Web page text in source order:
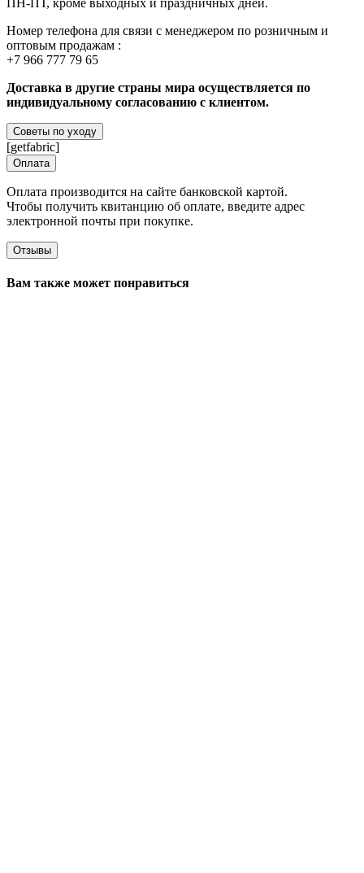
Номер телефона для связи с менеджером по розничным и
оптовым продажам :
+7 966 777 79 65
Доставка в другие страны мира осуществляется по
индивидуальному согласованию с клиентом.
Советы по уходу
[getfabric]
Оплата
Оплата производится на сайте банковской картой.
Чтобы получить квитанцию об оплате, введите адрес
электронной почты при покупке.
Отзывы
Вам также может понравиться